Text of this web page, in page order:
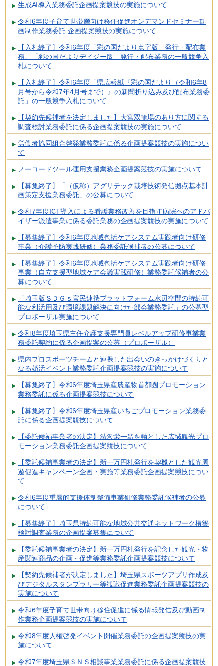
生成AI導入業務委託企画提案競技の実施について
令和6年度子育て世帯層向け移住促進オンデマンドセミナー動
画制作業務委託 企画提案競技の実施について
【入札終了】令和6年度「彩の国だより点字版」発行・配布業
務、「彩の国だよりデイジー版」発行・配布業務の一般競争入
札について
【入札終了】令和6年度「県広報紙『彩の国だより（令和6年8
月号から令和7年4月号まで）』の新聞折り込み及び配布業務委
託」の一般競争入札について
【契約先候補者を決定しました】大宮双輪場のあり方に関する
調査検討業務委託に係る企画提案競技の実施について
労働者協同組合啓発業務委託に係る企画提案競技の実施につい
て
ノーコードツール運用支援業務企画提案競技の実施について
【募集終了】「（仮称）アグリテック栽培技術発信拠点基本計
画策定支援業務委託」の公募について
令和7年度ICT導入による看護業務改善を目指す病院へのアドバ
イザー派遣事業に係る委託業務の企画提案競技の実施について
【募集終了】令和6年度地域包括ケアシステム実践者向け研修
事業（介護予防実践研修）業務委託候補者の公募について
【募集終了】令和6年度地域包括ケアシステム実践者向け研修
事業（自立支援型地域ケア会議実践研修）業務委託候補者の公
募について
「埼玉版ＳＤＧｓ官民連携プラットフォーム水辺空間の持続可
能な利活用及び環境課題解決に向けた部会業務委託」の公募型
プロポーザル実施について
令和8年度埼玉県主任介護支援専門員レベルアップ研修事業業
務委託契約に係る企画提案の公募（プロポーザル）
県内プロスポーツチームと連携した出会いのきっかけづくりと
なる婚活イベント業務委託企画提案競技の実施について
【募集終了】令和6年度埼玉県産農産物首都圏プロモーション
業務委託に係る企画提案競技について
【募集終了】令和6年度埼玉県産いちごプロモーション業務委
託に係る企画提案競技について
【委託候補事業者の決定】渋沢栄一翁を軸とした広域観光プロ
モーション業務委託企画提案競技について
【委託候補事業者の決定】新一万円札発行を契機とした観光周
遊促進キャンペーン企画・実施等業務委託企画提案競技につい
て
令和6年度重層的支援体制整備事業研修業務委託候補者の公募
について
【募集終了】埼玉県持続可能な地域公共交通ネットワーク構築
検討調査業務の企画提案募集について
【委託候補事業者の決定】新一万円札発行を記念した観光・物
産関連商品の企画・促進等業務委託企画提案競技について
【契約先候補者が決定しました】埼玉県スポーツアプリ作成及
びデジタルスタンプラリー等観戦促進業務委託企画提案競技の
実施について
令和6年度子育て世帯向け移住促進に係る情報発信及び動画制
作業務企画提案競技の実施について
令和8年度人権啓発イベント開催業務委託の企画提案競技の実
施について
令和7年度埼玉県ＳＮＳ相談事業業務委託に係る企画提案競技